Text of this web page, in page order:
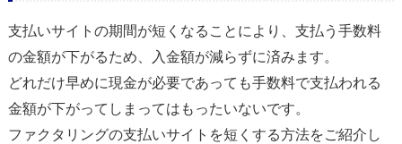
支払いサイトの期間が短くなることにより、支払う手数料
の金額が下がるため、入金額が減らずに済みます。
どれだけ早めに現金が必要であっても手数料で支払われる
金額が下がってしまってはもったいないです。
ファクタリングの支払いサイトを短くする方法をご紹介し